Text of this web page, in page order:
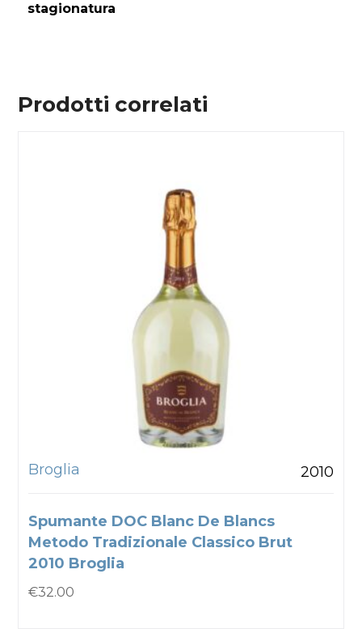
stagionatura
Prodotti correlati
Broglia 2010
Spumante DOC Blanc De Blancs
Metodo Tradizionale Classico Brut
2010 Broglia
€32.00